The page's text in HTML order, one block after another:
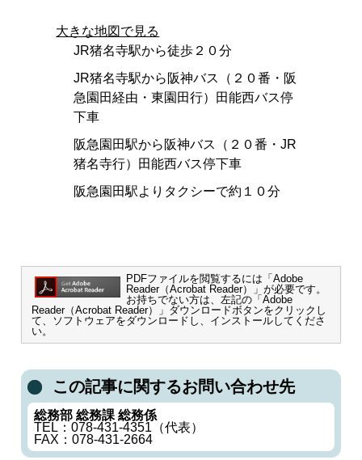
大きな地図で見る
JR猪名寺駅から徒歩２０分
JR猪名寺駅から阪神バス（２０番・阪
急園田経由・東園田行）田能西バス停
下車
阪急園田駅から阪神バス（２０番・JR
猪名寺行）田能西バス停下車
阪急園田駅よりタクシーで約１０分
PDFファイルを閲覧するには「Adobe
Reader（Acrobat Reader）」が必要です。
お持ちでない方は、左記の「Adobe
Reader（Acrobat Reader）」ダウンロードボタンをクリックし
て、ソフトウェアをダウンロードし、インストールしてくださ
い。
この記事に関するお問い合わせ先
総務部 総務課 総務係
TEL：078-431-4351（代表）
FAX：078-431-2664